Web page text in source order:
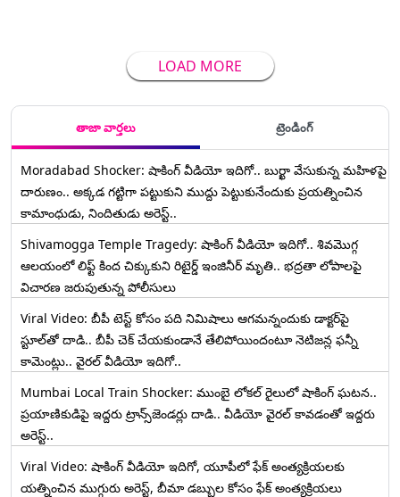
LOAD MORE
తాజా వార్తలు ట్రెండింగ్
Moradabad Shocker: షాకింగ్ వీడియో ఇదిగో.. బుర్ఖా వేసుకున్న మహిళపై
దారుణం.. అక్కడ గట్టిగా పట్టుకుని ముద్దు పెట్టుకునేందుకు ప్రయత్నించిన
కామాంధుడు, నిందితుడు అరెస్ట్..
Shivamogga Temple Tragedy: షాకింగ్ వీడియో ఇదిగో.. శివమొగ్గ
ఆలయంలో లిఫ్ట్ కింద చిక్కుకుని రిటైర్డ్ ఇంజినీర్ మృతి.. భద్రతా లోపాలపై
విచారణ జరుపుతున్న పోలీసులు
Viral Video: బీపీ టెస్ట్‌ కోసం పది నిమిషాలు ఆగమన్నందుకు డాక్టర్‌పై
స్టూల్‌తో దాడి.. బీపీ చెక్ చేయకుండానే తేలిపోయిందంటూ నెటిజన్ల ఫన్నీ
కామెంట్లు.. వైరల్ వీడియో ఇదిగో..
Mumbai Local Train Shocker: ముంబై లోకల్ రైలులో షాకింగ్ ఘటన..
ప్రయాణికుడిపై ఇద్దరు ట్రాన్స్‌జెండర్లు దాడి.. వీడియో వైరల్ కావడంతో ఇద్దరు
అరెస్ట్..
Viral Video: షాకింగ్ వీడియో ఇదిగో, యూపీలో ఫేక్ అంత్యక్రియలకు
యత్నించిన ముగ్గురు అరెస్ట్, బీమా డబ్బుల కోసం ఫేక్ అంత్యక్రియలు